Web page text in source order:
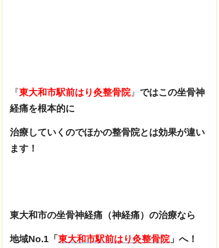
『東大和市駅前はり灸整骨院』 ではこの坐骨神
経痛を根本的に
治療していくのでほかの整骨院とは効果が違い
ます！
東大和市の坐骨神経痛（神経痛）の治療なら
地域No.1「東大和市駅前はり灸整骨院」へ！